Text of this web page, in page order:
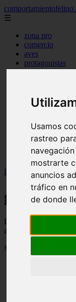
Usamos
rastreo
mostrarte
anuncios
tráfico en
de donde
☰
zona pro
comercio
aves
protagonistas
actualidad
articulos
canal tv
novedades
tablon de
uncategorized
zona pro
Inicio
gatos2>
gatos2
Descubre todas las
actualizados y
Mostrando 1681 - 1704